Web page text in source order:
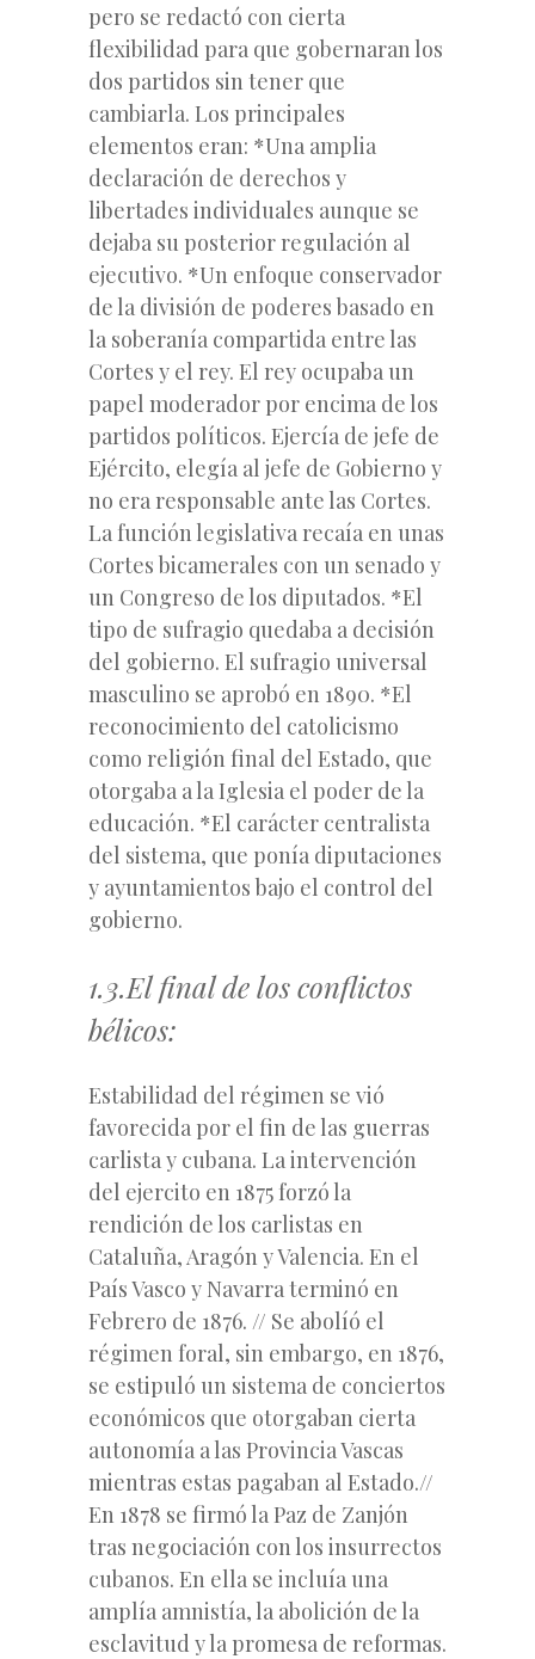
pero se redactó con cierta
flexibilidad para que gobernaran los
dos partidos sin tener que
cambiarla. Los principales
elementos eran: *Una amplia
declaración de derechos y
libertades individuales aunque se
dejaba su posterior regulación al
ejecutivo. *Un enfoque conservador
de la división de poderes basado en
la soberanía compartida entre las
Cortes y el rey. El rey ocupaba un
papel moderador por encima de los
partidos políticos. Ejercía de jefe de
Ejército, elegía al jefe de Gobierno y
no era responsable ante las Cortes.
La función legislativa recaía en unas
Cortes bicamerales con un senado y
un Congreso de los diputados. *El
tipo de sufragio quedaba a decisión
del gobierno. El sufragio universal
masculino se aprobó en 1890. *El
reconocimiento del catolicismo
como religión final del Estado, que
otorgaba a la Iglesia el poder de la
educación. *El carácter centralista
del sistema, que ponía diputaciones
y ayuntamientos bajo el control del
gobierno.
1.3.El final de los conflictos
bélicos:
Estabilidad del régimen se vió
favorecida por el fin de las guerras
carlista y cubana. La intervención
del ejercito en 1875 forzó la
rendición de los carlistas en
Cataluña, Aragón y Valencia. En el
País Vasco y Navarra terminó en
Febrero de 1876. // Se abolíó el
régimen foral, sin embargo, en 1876,
se estipuló un sistema de conciertos
económicos que otorgaban cierta
autonomía a las Provincia Vascas
mientras estas pagaban al Estado.//
En 1878 se firmó laPaz de Zanjón
tras negociación con los insurrectos
cubanos. En ella se incluía una
amplía amnistía, la abolición de la
esclavitud y la promesa de reformas.